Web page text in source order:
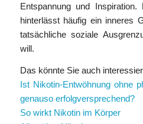
Entspannung und
hinterlässt häufig ein inneres
tatsächliche soziale
will.
Das könnte Sie auch
Ist Nikotin-Entwöhnung ohne
genauso erfolgversprechend?
So wirkt Nikotin im Körper